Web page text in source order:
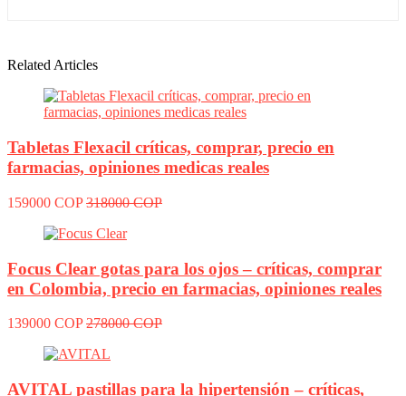
Related Articles
Tabletas Flexacil críticas, comprar, precio en
farmacias, opiniones medicas reales
159000 COP 318000 COP
Focus Clear gotas para los ojos – críticas, comprar
en Colombia, precio en farmacias, opiniones reales
139000 COP 278000 COP
AVITAL pastillas para la hipertensión – críticas,